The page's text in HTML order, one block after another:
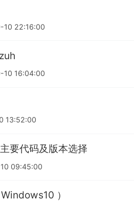
10 22:16:00
10 16:04:00
13:52:00
要代码及版本选择
09:45:00
）